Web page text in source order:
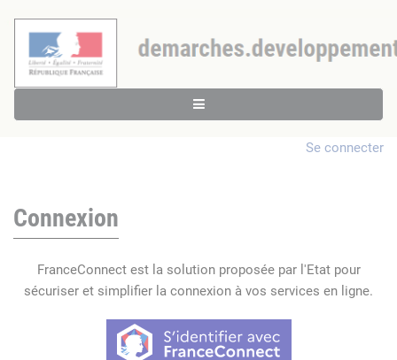
Se connecter
Connexion
FranceConnect est la solution proposée par l'Etat pour
sécuriser et simplifier la connexion à vos services en ligne.